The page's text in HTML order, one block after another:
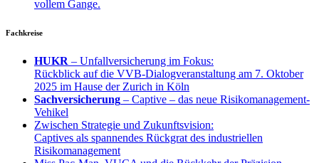
vollem Gange.
Fachkreise
HUKR – Unfallversicherung im Fokus:
Rückblick auf die VVB-Dialogveranstaltung am 7. Oktober
2025 im Hause der Zurich in Köln
Sachversicherung – Captive – das neue Risikomanagement-
Vehikel
Zwischen Strategie und Zukunftsvision:
Captives als spannendes Rückgrat des industriellen
Risikomanagement